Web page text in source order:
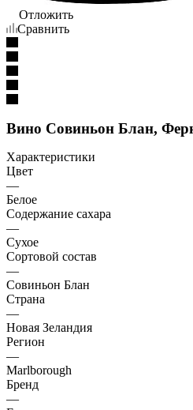
Отложить
Сравнить
Вино Совиньон Блан,
Характеристики
Цвет
—
Белое
Содержание сахара
—
Сухое
Сортовой состав
—
Совиньон Блан
Страна
—
Новая Зеландия
Регион
—
Marlborough
Бренд
—